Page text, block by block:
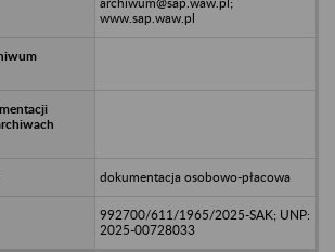
www.sap.waw.pl
dokumentacja osobowo-płacowa
992700/611/1965/2025-SAK; UNP:
2025-00728033